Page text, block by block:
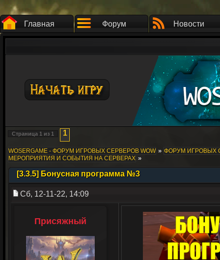
Главная Форум Новости
Страница 1 из 1 1
WOSERGAME - ФОРУМ ИГРОВЫХ СЕРВЕРОВ WOW » ФОРУМ ИГРОВЫХ
МЕРОПРИЯТИЯ И СОБЫТИЯ НА СЕРВЕРАХ »
[3.3.5] Бонусная программа №3
Сб, 12-11-22, 14:09
Присяжный